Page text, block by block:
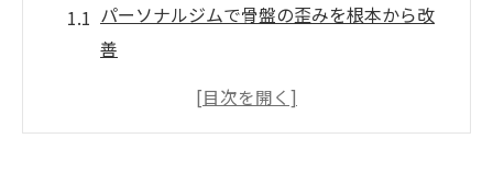
パーソナルジムで骨盤の歪みを根本から改
善
腰痛と骨盤の関係を専門家が徹底解説